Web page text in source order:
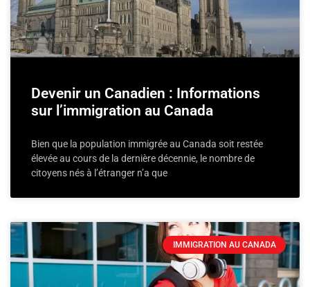
Devenir un Canadien : Informations
sur l’immigration au Canada
Bien que la population immigrée au Canada soit restée
élevée au cours de la dernière décennie, le nombre de
citoyens nés à l’étranger n’a que
IMMIGRATION AU CANADA